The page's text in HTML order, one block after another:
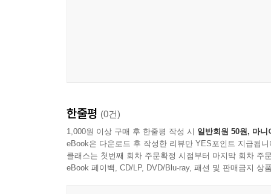
한줄평 (0건)
1,000원 이상 구매 후 한줄평 작성 시 일반회원 50원, 마니
eBook은 다운로드 후 작성한 리뷰만 YES포인트 지급됩니
클래스는 첫번째 회차 주문확정 시점부터 마지막 회차 주
eBook 페이백, CD/LP, DVD/Blu-ray, 패션 및 판매금지 상